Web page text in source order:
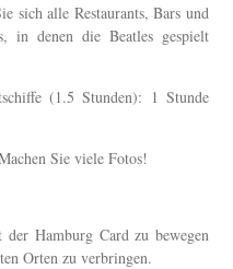
sich alle Restaurants, Bars und
in denen die Beatles gespielt
(1.5 Stunden): 1 Stunde
Sie viele Fotos!
Hamburg Card zu bewegen
Orten zu verbringen.